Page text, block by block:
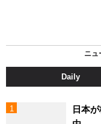
ニュ
Daily
日本